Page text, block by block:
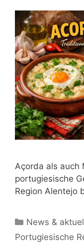
Açorda als auch
portugiesische
Region Alentejo
Kategorien
News &
Portugiesische